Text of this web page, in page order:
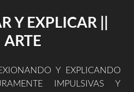
Y EXPLICAR ||
ARTE
Y EXPLICANDO
IMPULSIVAS Y